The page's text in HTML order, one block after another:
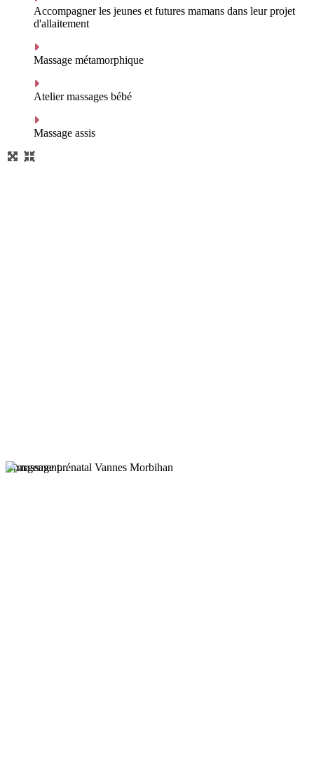
Accompagner les jeunes et futures mamans dans leur projet
d'allaitement
Massage métamorphique
Atelier massages bébé
Massage assis
Chargement...